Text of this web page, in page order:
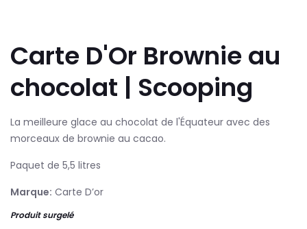
Carte D'Or Brownie au
chocolat | Scooping
La meilleure glace au chocolat de l'Équateur avec des
morceaux de brownie au cacao.
Paquet de 5,5 litres
Marque: Carte D’or
Produit surgelé